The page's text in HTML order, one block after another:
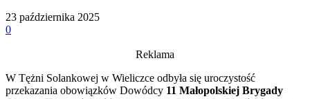
23 października 2025
0
Reklama
W Tężni Solankowej w Wieliczce odbyła się uroczystość
przekazania obowiązków Dowódcy 11 Małopolskiej Brygady